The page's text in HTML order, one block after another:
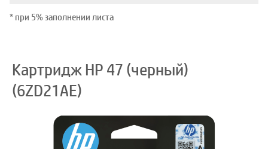
* при 5% заполнении листа
Картридж HP 47 (черный)
(6ZD21AE)